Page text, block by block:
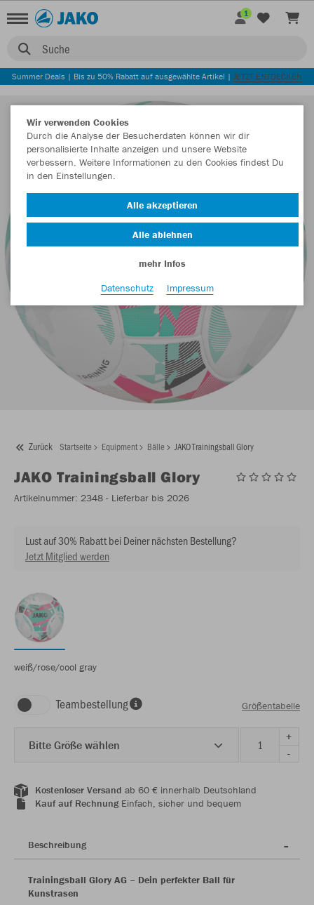
Suche
1
Summer Deals | Bis zu 50% Rabatt auf ausgewählte Artikel | JETZT ENTDECKEN
Zurück Startseite Equipment Bälle JAKO Trainingsball Glory
JAKO Trainingsball Glory
Artikelnummer: 2348 - Lieferbar bis 2026
Lust auf 30% Rabatt bei Deiner nächsten Bestellung?
Jetzt Mitglied werden
weiß/rose/cool gray
Teambestellung Größentabelle
Bitte Größe wählen
+
-
Kostenloser Versand ab 60 € innerhalb Deutschland
Kauf auf RechnungEinfach, sicher und bequem
Beschreibung
Trainingsball Glory AG – Dein perfekter Ball für
Kunstrasen
Wir verwenden Cookies
Durch die Analyse der Besucherdaten können wir dir
personalisierte Inhalte anzeigen und unsere Website
verbessern. Weitere Informationen zu den Cookies findest Du
in den Einstellungen.
Alle akzeptieren
Alle ablehnen
mehr Infos
Datenschutz
Impressum